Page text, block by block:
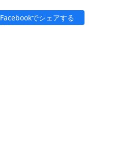
Facebookでシェアする